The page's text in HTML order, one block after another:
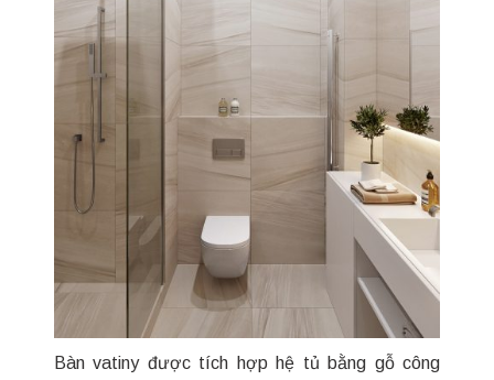
Bàn vatiny được tích hợp hệ tủ bằng gỗ công